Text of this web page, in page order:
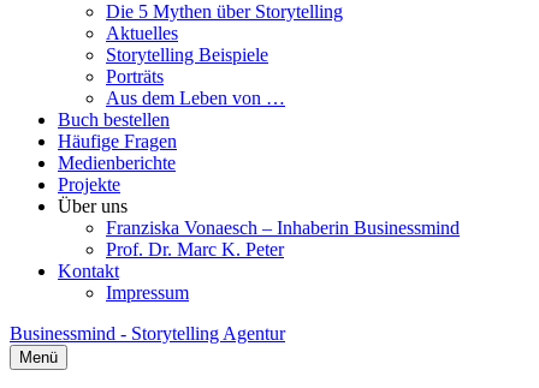
Die 5 Mythen über Storytelling
Aktuelles
Storytelling Beispiele
Porträts
Aus dem Leben von …
Buch bestellen
Häufige Fragen
Medienberichte
Projekte
Über uns
Franziska Vonaesch – Inhaberin Businessmind
Prof. Dr. Marc K. Peter
Kontakt
Impressum
Businessmind - Storytelling Agentur
Menü